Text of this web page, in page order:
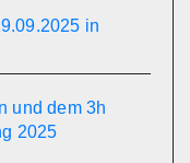
in
und dem 3h
2025